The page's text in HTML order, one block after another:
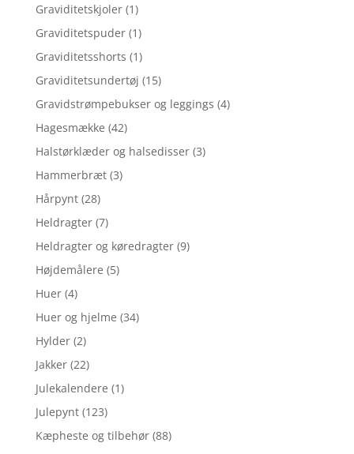
Graviditetskjoler (1)
Graviditetspuder (1)
Graviditetsshorts (1)
Graviditetsundertøj (15)
Gravidstrømpebukser og leggings (4)
Hagesmække (42)
Halstørklæder og halsedisser (3)
Hammerbræt (3)
Hårpynt (28)
Heldragter (7)
Heldragter og køredragter (9)
Højdemålere (5)
Huer (4)
Huer og hjelme (34)
Hylder (2)
Jakker (22)
Julekalendere (1)
Julepynt (123)
Kæpheste og tilbehør (88)